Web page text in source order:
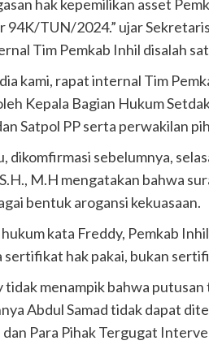
hak kepemilikan asset
94K/TUN/2024.” ujar
Tim Pemkab Inhil disalah
kami, rapat internal Tim
Kepala Bagian Hukum
Satpol PP serta perwakilan
dikomfirmasi sebelumnya,
M.H mengatakan bahwa
bentuk arogansi kekuasaan.
kata Freddy, Pemkab
sertifikat hak pakai, bukan
tidak menampik bahwa
Abdul Samad tidak dapat
dan Para Pihak Tergugat